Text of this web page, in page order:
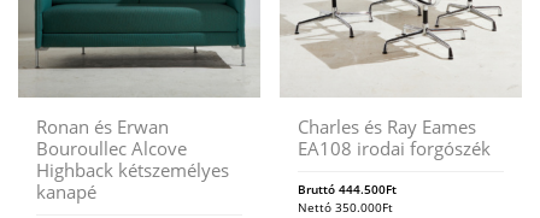
Ronan és Erwan
Bouroullec Alcove
Highback kétszemélyes
kanapé
Charles és Ray Eames
EA108 irodai forgószék
Bruttó444.500Ft
Nettó350.000Ft